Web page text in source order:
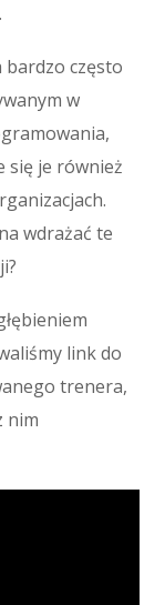
bardzo często
w
się je również
wdrażać te
link do
trenera,
nim